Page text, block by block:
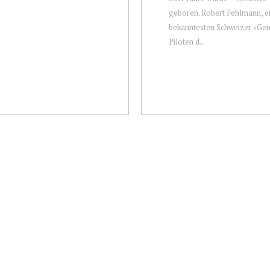
geboren. Robert Fehlmann,
bekanntesten Schweizer
Piloten d...